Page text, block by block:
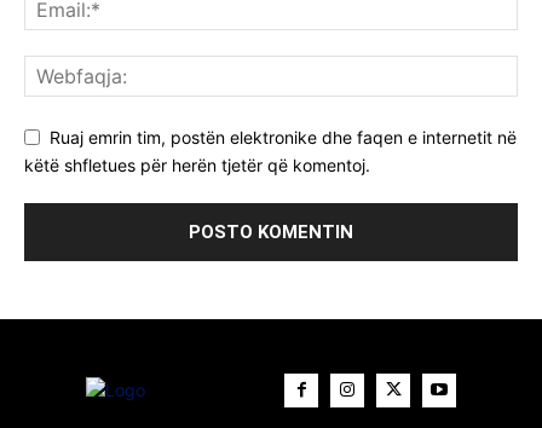
Ruaj emrin tim, postën elektronike dhe faqen e internetit në
këtë shfletues për herën tjetër që komentoj.